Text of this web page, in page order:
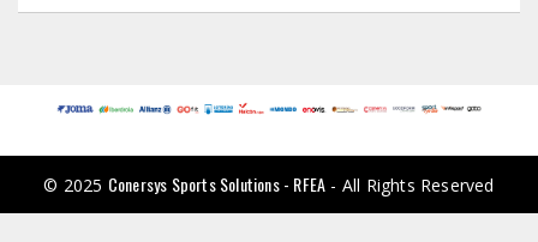
© 2025 Conersys Sports Solutions - RFEA - All Rights Reserved